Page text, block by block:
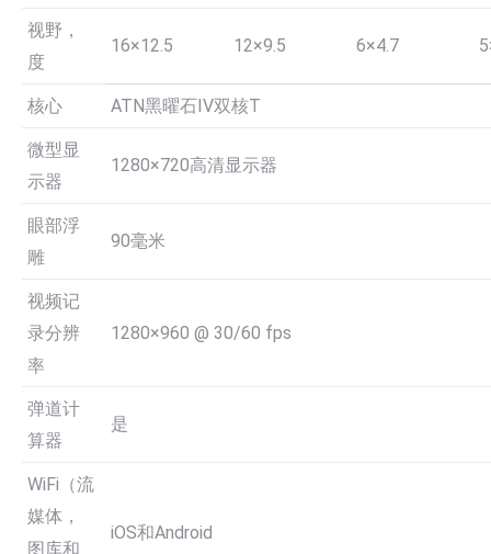
视野，
度
16×12.5 12×9.5 6×4.7
核心 ATN黑曜石IV双核T
微型显
示器
1280×720高清显示器
眼部浮
雕
90毫米
视频记
录分辨
率
1280×960 @ 30/60 fps
弹道计
算器
是
WiFi（流
媒体，
图库和
iOS和Android